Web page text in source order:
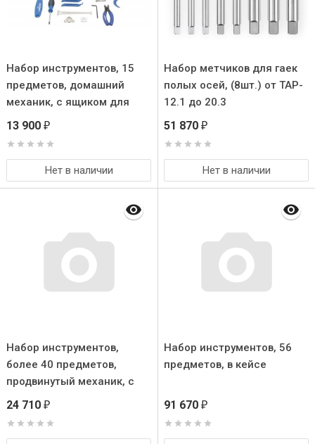
Набор инструментов, 15
предметов, домашний
механик, c ящиком для
инстр.
13 900 ₽
Нет в наличии
Набор метчиков для гаек
полых осей, (8шт.) от TAP-
12.1 до 20.3
51 870 ₽
Нет в наличии
Набор инструментов,
более 40 предметов,
продвинутый механик, с
ящиком для инстр.
24 710 ₽
Набор инструментов, 56
предметов, в кейсе
91 670 ₽